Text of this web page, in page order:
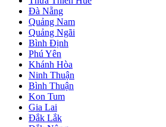
Đà Nẵng
Quảng Nam
Quảng Ngãi
Bình Định
Phú Yên
Khánh Hòa
Ninh Thuận
Bình Thuận
Kon Tum
Gia Lai
Đắk Lắk